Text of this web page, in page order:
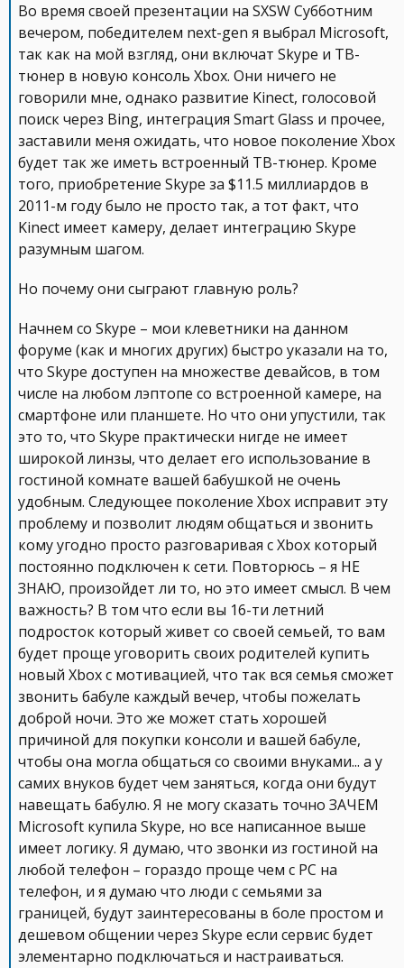
Во время своей презентации на SXSW Субботним
вечером, победителем next-gen я выбрал Microsoft,
так как на мой взгляд, они включат Skype и ТВ-
тюнер в новую консоль Xbox. Они ничего не
говорили мне, однако развитие Kinect, голосовой
поиск через Bing, интеграция Smart Glass и прочее,
заставили меня ожидать, что новое поколение Xbox
будет так же иметь встроенный ТВ-тюнер. Кроме
того, приобретение Skype за $11.5 миллиардов в
2011-м году было не просто так, а тот факт, что
Kinect имеет камеру, делает интеграцию Skype
разумным шагом.
Но почему они сыграют главную роль?
Начнем со Skype – мои клеветники на данном
форуме (как и многих других) быстро указали на то,
что Skype доступен на множестве девайсов, в том
числе на любом лэптопе со встроенной камере, на
смартфоне или планшете. Но что они упустили, так
это то, что Skype практически нигде не имеет
широкой линзы, что делает его использование в
гостиной комнате вашей бабушкой не очень
удобным. Следующее поколение Xbox исправит эту
проблему и позволит людям общаться и звонить
кому угодно просто разговаривая с Xbox который
постоянно подключен к сети. Повторюсь – я НЕ
ЗНАЮ, произойдет ли то, но это имеет смысл. В чем
важность? В том что если вы 16-ти летний
подросток который живет со своей семьей, то вам
будет проще уговорить своих родителей купить
новый Xbox с мотивацией, что так вся семья сможет
звонить бабуле каждый вечер, чтобы пожелать
доброй ночи. Это же может стать хорошей
причиной для покупки консоли и вашей бабуле,
чтобы она могла общаться со своими внуками... а у
самих внуков будет чем заняться, когда они будут
навещать бабулю. Я не могу сказать точно ЗАЧЕМ
Microsoft купила Skype, но все написанное выше
имеет логику. Я думаю, что звонки из гостиной на
любой телефон – гораздо проще чем с PC на
телефон, и я думаю что люди с семьями за
границей, будут заинтересованы в боле простом и
дешевом общении через Skype если сервис будет
элементарно подключаться и настраиваться.